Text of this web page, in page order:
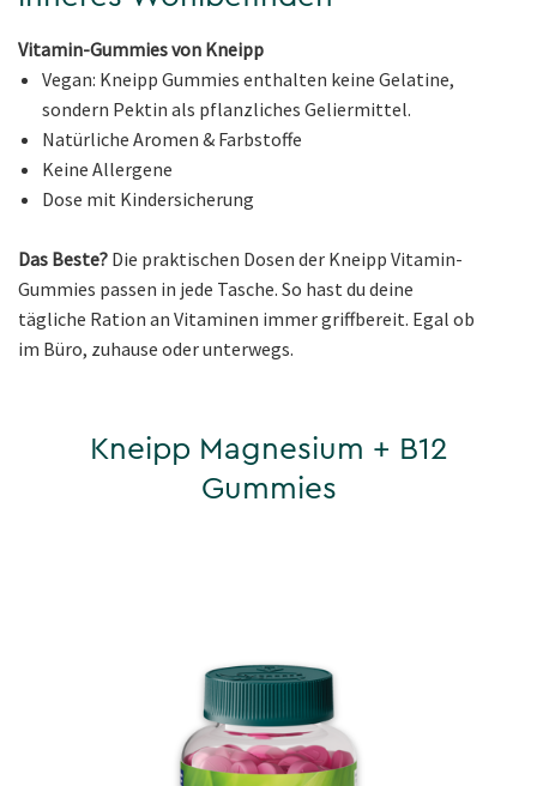
Vitamin-Gummies von Kneipp
Vegan: Kneipp Gummies enthalten keine Gelatine,
sondern Pektin als pflanzliches Geliermittel.
Natürliche Aromen & Farbstoffe
Keine Allergene
Dose mit Kindersicherung
Das Beste? Die praktischen Dosen der Kneipp Vitamin-
Gummies passen in jede Tasche. So hast du deine
tägliche Ration an Vitaminen immer griffbereit. Egal ob
im Büro, zuhause oder unterwegs.
Kneipp Magnesium + B12
Gummies